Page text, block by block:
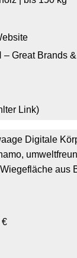
Great Brands
Link)
Digitale
aus
€